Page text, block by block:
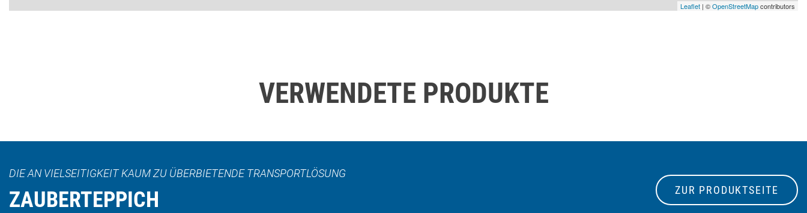
Leaflet | ©OpenStreetMapcontributors
VERWENDETE PRODUKTE
DIE AN VIELSEITIGKEIT KAUM ZU ÜBERBIETENDE TRANSPORTLÖSUNG
ZAUBERTEPPICH ZUR PRODUKTSEITE